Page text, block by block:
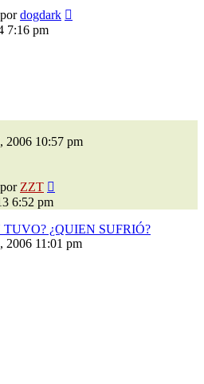
pordogdark
7:16 pm
2006 10:57 pm
por ZZT
6:52 pm
¿QUIEN SUFRIÓ?
2006 11:01 pm